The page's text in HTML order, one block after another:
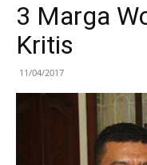
3 Marga
Kritis
11/04/2017